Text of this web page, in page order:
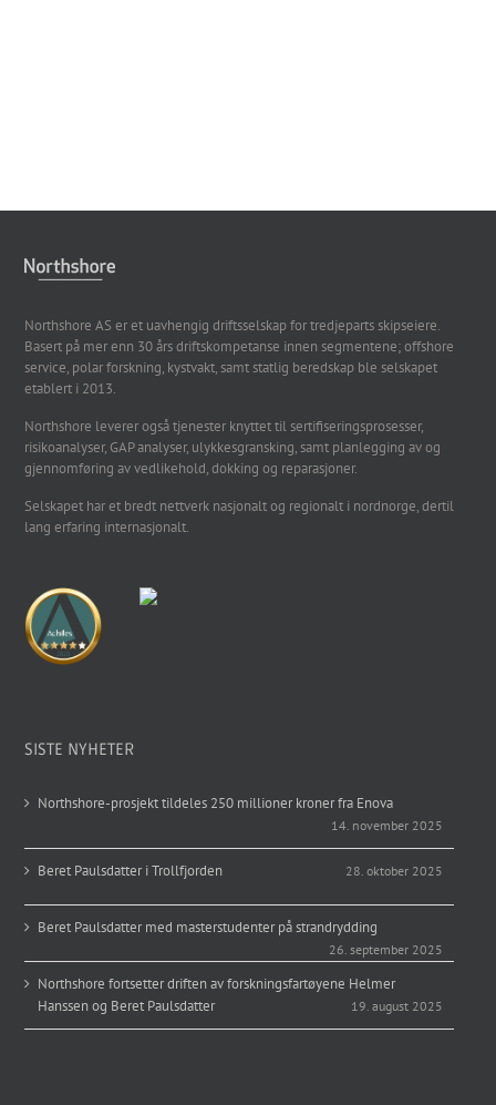
Northshore AS er et uavhengig driftsselskap for tredjeparts skipseiere.
Basert på mer enn 30 års driftskompetanse innen segmentene; offshore
service, polar forskning, kystvakt, samt statlig beredskap ble selskapet
etablert i 2013.
Northshore leverer også tjenester knyttet til sertifiseringsprosesser,
risikoanalyser, GAP analyser, ulykkesgransking, samt planlegging av og
gjennomføring av vedlikehold, dokking og reparasjoner.
Selskapet har et bredt nettverk nasjonalt og regionalt i nordnorge, dertil
lang erfaring internasjonalt.
SISTE NYHETER
Northshore-prosjekt tildeles 250 millioner kroner fra Enova
14. november 2025
Beret Paulsdatter i Trollfjorden 28. oktober 2025
Beret Paulsdatter med masterstudenter på strandrydding
26. september 2025
Northshore fortsetter driften av forskningsfartøyene Helmer
Hanssen og Beret Paulsdatter
19. august 2025